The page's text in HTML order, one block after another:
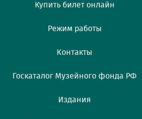
Купить билет онлайн
Режим работы
Контакты
Госкаталог Музейного фонда РФ
Издания